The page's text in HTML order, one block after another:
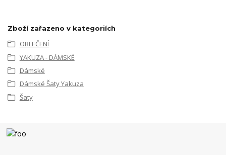
Zboží zařazeno v kategoriích
OBLEČENÍ
YAKUZA - DÁMSKÉ
Dámské
Dámské Šaty Yakuza
Šaty